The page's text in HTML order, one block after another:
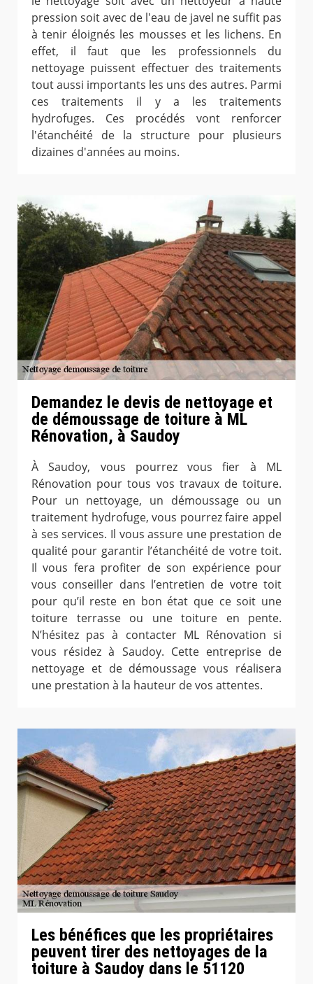
pression soit avec de l'eau de javel ne suffit pas
à tenir éloignés les mousses et les lichens. En
effet, il faut que les professionnels du
nettoyage puissent effectuer des traitements
tout aussi importants les uns des autres. Parmi
ces traitements il y a les traitements
hydrofuges. Ces procédés vont renforcer
l'étanchéité de la structure pour plusieurs
dizaines d'années au moins.
Demandez le devis de nettoyage et
de démoussage de toiture à ML
Rénovation, à Saudoy
À Saudoy, vous pourrez vous fier à ML
Rénovation pour tous vos travaux de toiture.
Pour un nettoyage, un démoussage ou un
traitement hydrofuge, vous pourrez faire appel
à ses services. Il vous assure une prestation de
qualité pour garantir l’étanchéité de votre toit.
Il vous fera profiter de son expérience pour
vous conseiller dans l’entretien de votre toit
pour qu’il reste en bon état que ce soit une
toiture terrasse ou une toiture en pente.
N’hésitez pas à contacter ML Rénovation si
vous résidez à Saudoy. Cette entreprise de
nettoyage et de démoussage vous réalisera
une prestation à la hauteur de vos attentes.
Les bénéfices que les propriétaires
peuvent tirer des nettoyages de la
toiture à Saudoy dans le 51120